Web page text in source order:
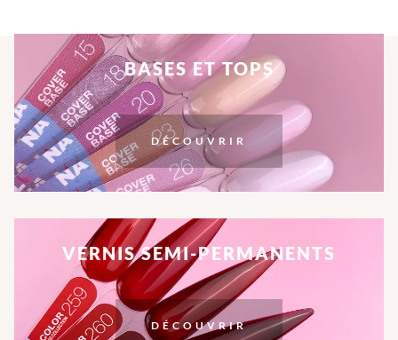
BASES ET TOPS
DÉCOUVRIR
VERNIS SEMI-PERMANENTS
DÉCOUVRIR